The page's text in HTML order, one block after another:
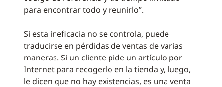
para encontrar todo y reunirlo”.
Si esta ineficacia no se controla, puede
traducirse en pérdidas de ventas de varias
maneras. Si un cliente pide un artículo por
Internet para recogerlo en la tienda y, luego,
le dicen que no hay existencias, es una venta